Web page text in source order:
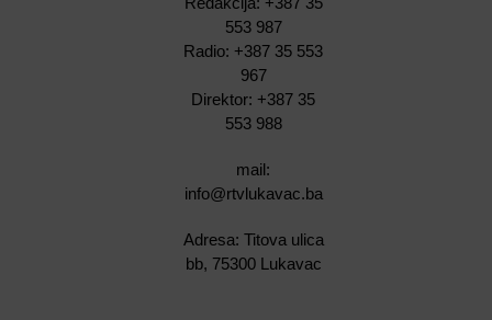
553 987
Radio: +387 35 553
967
Direktor: +387 35
553 988
mail:
info@rtvlukavac.ba
Adresa: Titova ulica
bb, 75300 Lukavac